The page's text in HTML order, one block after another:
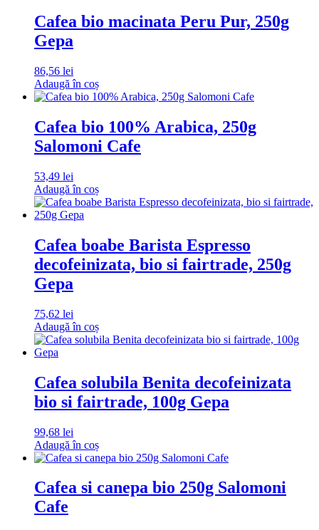
Cafea bio macinata Peru Pur, 250g
Gepa
86,56 lei
Adaugă în coș
Cafea bio 100% Arabica, 250g
Salomoni Cafe
53,49 lei
Adaugă în coș
Cafea boabe Barista Espresso
decofeinizata, bio si fairtrade, 250g
Gepa
75,62 lei
Adaugă în coș
Cafea solubila Benita decofeinizata
bio si fairtrade, 100g Gepa
99,68 lei
Adaugă în coș
Cafea si canepa bio 250g Salomoni
Cafe